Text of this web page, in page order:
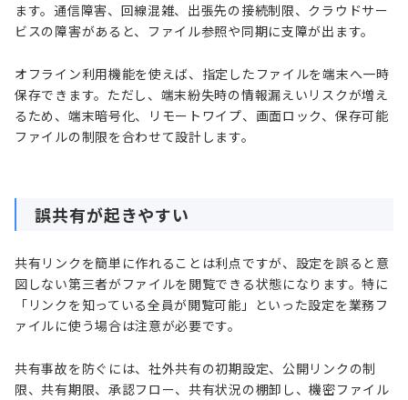
ます。通信障害、回線混雑、出張先の接続制限、クラウドサー
ビスの障害があると、ファイル参照や同期に支障が出ます。
オフライン利用機能を使えば、指定したファイルを端末へ一時
保存できます。ただし、端末紛失時の情報漏えいリスクが増え
るため、端末暗号化、リモートワイプ、画面ロック、保存可能
ファイルの制限を合わせて設計します。
誤共有が起きやすい
共有リンクを簡単に作れることは利点ですが、設定を誤ると意
図しない第三者がファイルを閲覧できる状態になります。特に
「リンクを知っている全員が閲覧可能」といった設定を業務フ
ァイルに使う場合は注意が必要です。
共有事故を防ぐには、社外共有の初期設定、公開リンクの制
限、共有期限、承認フロー、共有状況の棚卸し、機密ファイル